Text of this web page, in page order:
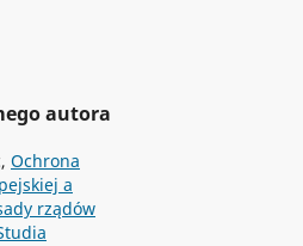
autora
Ochrona
a
rządów